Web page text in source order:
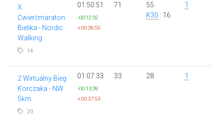
X
Ćwierćmaraton
Bielika - Nordic
Walking
14
01:50:51
-00:12:02
+00:36:55
71
55
K30 : 16
1
2 Wirtualny Bieg
Korczaka - NW
5km
20
01:07:33
-00:13:39
+00:37:53
33 28 1